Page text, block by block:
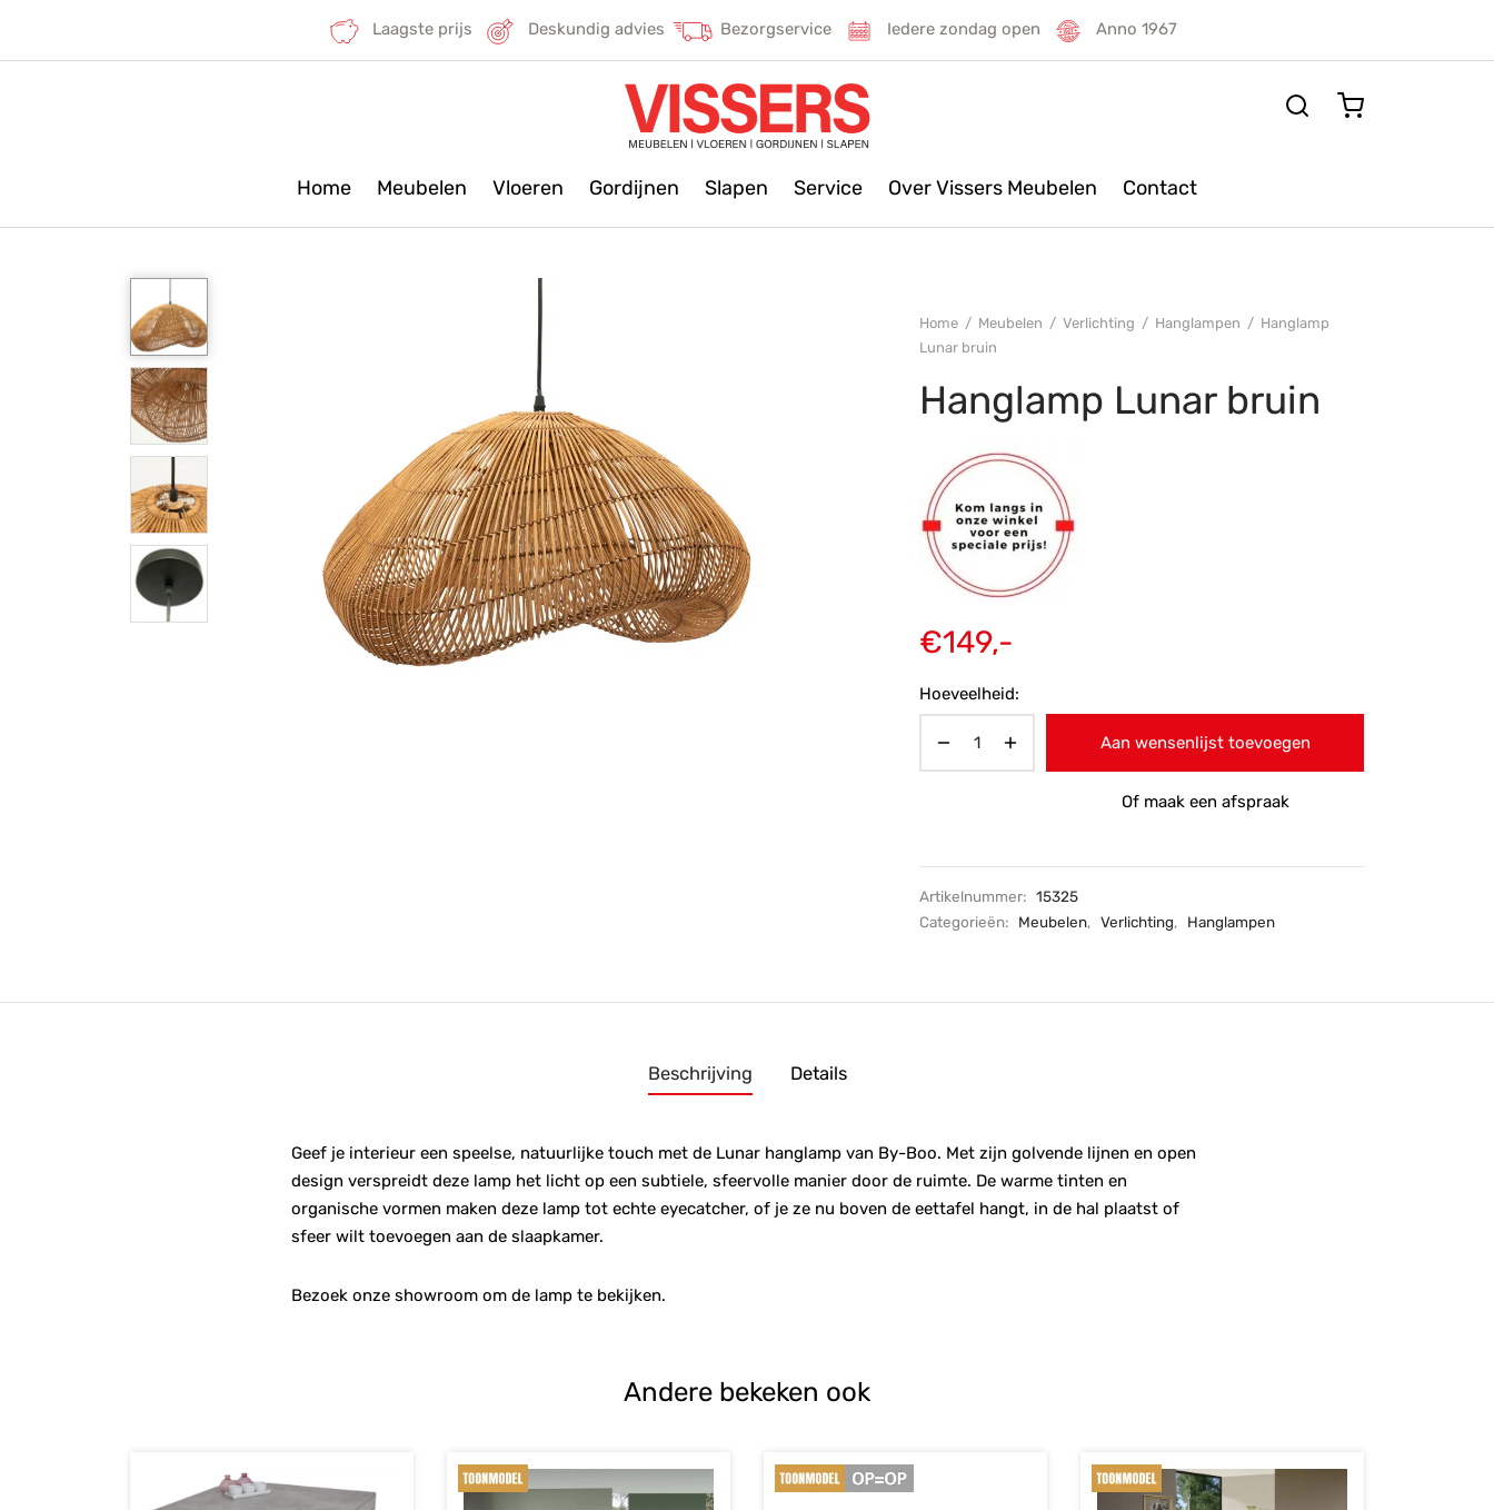
Laagste prijs Deskundig advies Bezorgservice Iedere zondag open Anno 1967
Home Meubelen Vloeren Gordijnen Slapen Service Over Vissers Meubelen Contact
Home / Meubelen / Verlichting / Hanglampen / Hanglamp
Lunar bruin
Hanglamp Lunar bruin
€149,-
Hoeveelheid:
Aan wensenlijst toevoegen
Of maak een afspraak
Artikelnummer: 15325
Categorieën:
Meubelen, Verlichting, Hanglampen
Beschrijving Details
Geef je interieur een speelse, natuurlijke touch met de Lunar hanglamp van By-Boo. Met zijn golvende lijnen en open
design verspreidt deze lamp het licht op een subtiele, sfeervolle manier door de ruimte. De warme tinten en
organische vormen maken deze lamp tot echte eyecatcher, of je ze nu boven de eettafel hangt, in de hal plaatst of
sfeer wilt toevoegen aan de slaapkamer.
Bezoek onze showroom om de lamp te bekijken.
Andere bekeken ook